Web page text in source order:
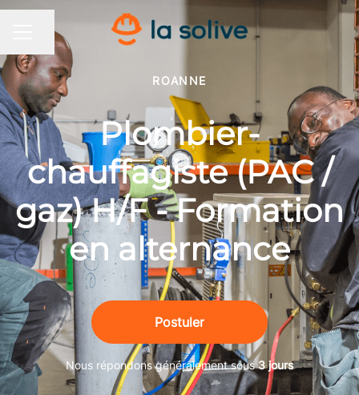
MENU CARRIÈRE
Partager la page
ROANNE
Plombier-
chauffagiste (PAC /
gaz) H/F - Formation
en alternance
Postuler
Nous répondons généralement sous3 jours